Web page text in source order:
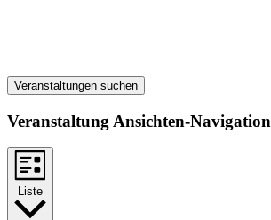
Veranstaltungen suchen
Veranstaltung Ansichten-Navigation
Liste